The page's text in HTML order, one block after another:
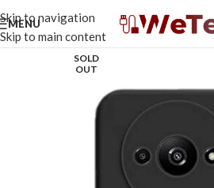
Skip to navigation
Skip to main content
MENU
SOLD
OUT